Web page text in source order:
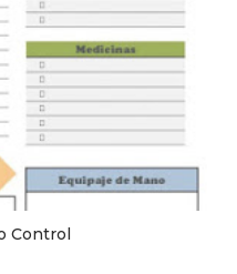
Control